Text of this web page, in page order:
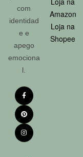
com
identidad
e e
apego
emociona
l.
Amazon
Loja na
Shopee